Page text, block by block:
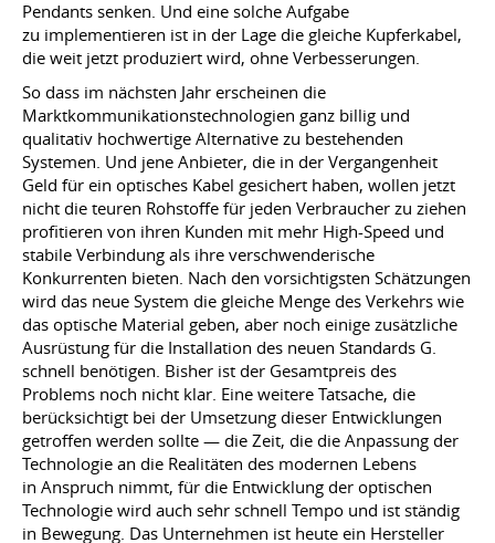
Pendants senken. Und eine solche Aufgabe
zu implementieren ist in der Lage die gleiche Kupferkabel,
die weit jetzt produziert wird, ohne Verbesserungen.
So dass im nächsten Jahr erscheinen die
Marktkommunikationstechnologien ganz billig und
qualitativ hochwertige Alternative zu bestehenden
Systemen. Und jene Anbieter, die in der Vergangenheit
Geld für ein optisches Kabel gesichert haben, wollen jetzt
nicht die teuren Rohstoffe für jeden Verbraucher zu ziehen
profitieren von ihren Kunden mit mehr High-Speed ​​und
stabile Verbindung als ihre verschwenderische
Konkurrenten bieten. Nach den vorsichtigsten Schätzungen
wird das neue System die gleiche Menge des Verkehrs wie
das optische Material geben, aber noch einige zusätzliche
Ausrüstung für die Installation des neuen Standards G.
schnell benötigen. Bisher ist der Gesamtpreis des
Problems noch nicht klar. Eine weitere Tatsache, die
berücksichtigt bei der Umsetzung dieser Entwicklungen
getroffen werden sollte — die Zeit, die die Anpassung der
Technologie an die Realitäten des modernen Lebens
in Anspruch nimmt, für die Entwicklung der optischen
Technologie wird auch sehr schnell Tempo und ist ständig
in Bewegung. Das Unternehmen ist heute ein Hersteller